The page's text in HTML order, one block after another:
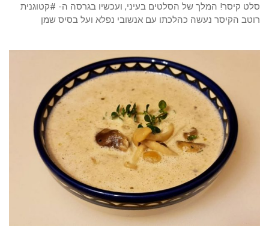
סלט קיסר! המלך של הסלטים בעיני, ועכשיו בגרסה ה- #קטוגנית
רוטב הקיסר נעשה כהלכתו עם אנשובי נפלא ועל בסיס שמן